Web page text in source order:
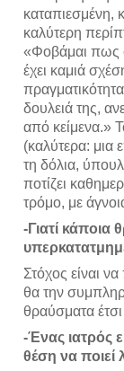
καταπιεσμένη,
καλύτερη
«Φοβάμαι πως
έχει καμιά
δουλειά της,
από κείμενα.»
(καλύτερα: μια
τη δόλια,
ποτίζει
τρόμο, με
-Γιατί κάποια
Στόχος είναι
θα την
θραύσματα
-Ένας ιατρός
θέση να ποιεί